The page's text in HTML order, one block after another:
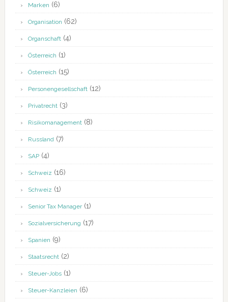
Marken (6)
Organisation (62)
Organschaft(4)
Österreich (1)
Österreich (15)
Personengesellschaft(12)
Privatrecht(3)
Risikomanagement(8)
Russland (7)
SAP(4)
Schweiz (16)
Schweiz (1)
Senior Tax Manager(1)
Sozialversicherung (17)
Spanien (9)
Staatsrecht(2)
Steuer-Jobs(1)
Steuer-Kanzleien (6)